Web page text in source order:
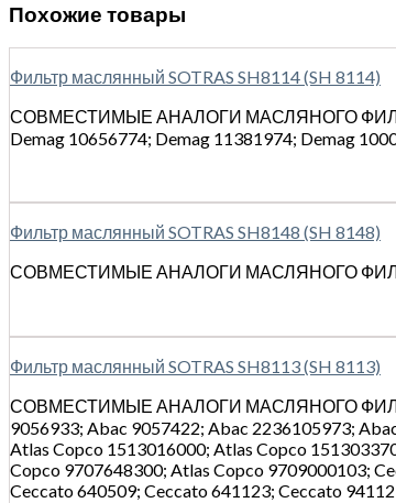
Похожие товары
Фильтр маслянный SOTRAS SH8114 (SH 8114)
СОВМЕСТИМЫЕ АНАЛОГИ МАСЛЯНОГО
Demag 10656774; Demag 11381974; Demag
Фильтр маслянный SOTRAS SH8148 (SH 8148)
СОВМЕСТИМЫЕ АНАЛОГИ МАСЛЯНОГО
Фильтр маслянный SOTRAS SH8113 (SH 8113)
СОВМЕСТИМЫЕ АНАЛОГИ МАСЛЯНОГО
9056933; Abac 9057422; Abac 2236105973;
Atlas Copco 1513016000; Atlas Copco
Copco 9707648300; Atlas Copco 9709000103;
Ceccato 640509; Ceccato 641123; Ceccato